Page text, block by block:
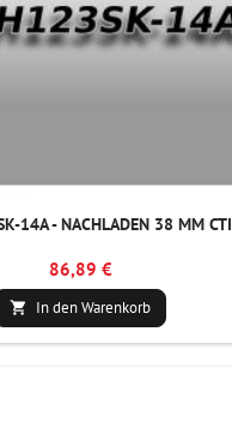
14A - NACHLADEN 38 MM CTI
86,89 €
 In den Warenkorb